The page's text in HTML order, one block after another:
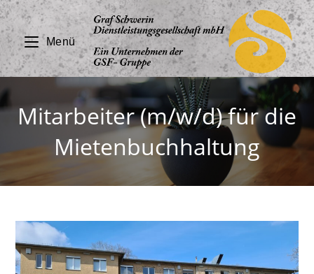
Zum
Inhalt
springen
Menü
Mitarbeiter (m/w/d) für die
Mietenbuchhaltung